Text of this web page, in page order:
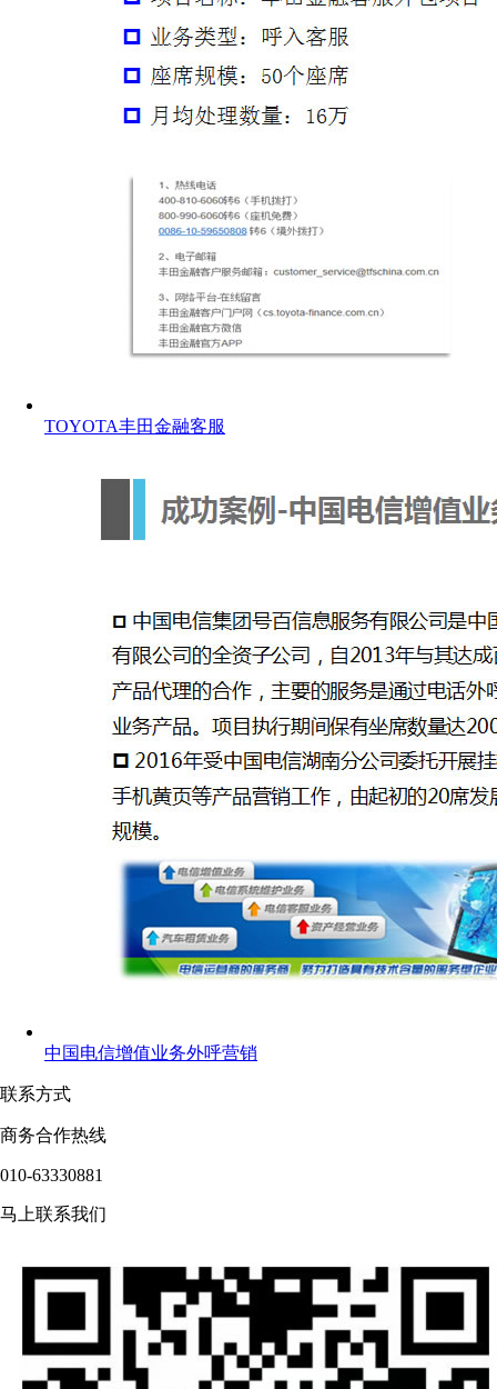
TOYOTA丰田金融客服
中国电信增值业务外呼营销
联系方式
商务合作热线
010-63330881
马上联系我们